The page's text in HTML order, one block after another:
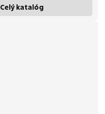
Celý katalóg